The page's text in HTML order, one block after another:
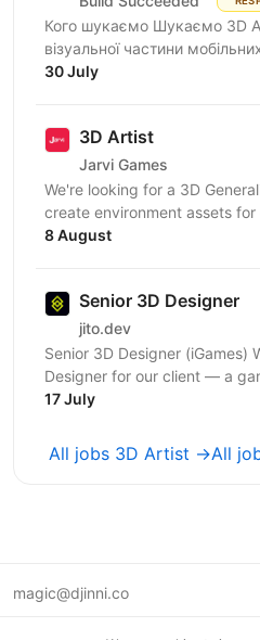
Кого шукаємо Шукаємо 3D
візуальної частини
напрям: простий, яскравий і
30 July
3D Artist
Jarvi Games
We're looking for a 3D
create environment assets
game — buildings, locations,
8 August
Senior 3D Designer
jito.dev
Senior 3D Designer (iGames)
Designer for our client — a
developing visually engaging
17 July
All jobs 3D Artist →All
magic@djinni.co